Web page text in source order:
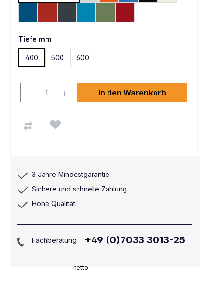
netto
Tiefe mm
400 500 600
In den Warenkorb
3 Jahre Mindestgarantie
Sichere und schnelle Zahlung
Hohe Qualität
Fachberatung +49 (0)7033 3013-25